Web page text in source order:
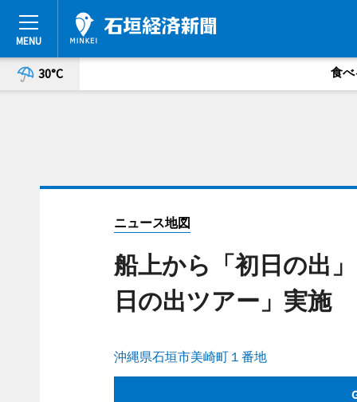
30°C 食べ
ニュース地図
船上から「初日の出
日の出ツアー」実施
沖縄県石垣市美崎町１番地